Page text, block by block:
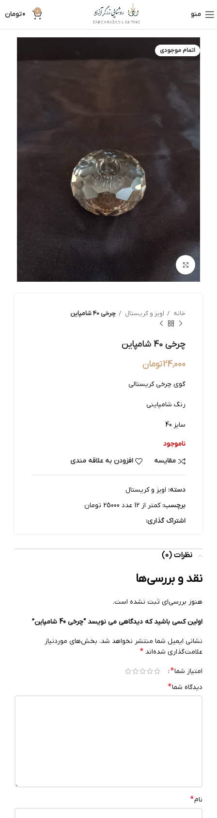
منو 0
0تومان
اتمام موجودی
بزرگنمایی تصویر
خانه اویز و کریستال چرخی 40 شامپاین
چرخی 40 شامپاین
24,000تومان
گوی چرخی کریستالی
رنگ شامپاینی
سایز 40
ناموجود
مقایسه
افزودن به علاقه مندی
دسته: اویز و کریستال
برچسب: کمتر از 12 عدد 25000 تومان
اشتراک گذاری:
نظرات (0)
نقد و بررسی‌ها
هنوز بررسی‌ای ثبت نشده است.
اولین کسی باشید که دیدگاهی می نویسد “چرخی 40 شامپاین”
نشانی ایمیل شما منتشر نخواهد شد. بخش‌های موردنیاز
علامت‌گذاری شده‌اند *
امتیاز شما*
دیدگاه شما*
نام*